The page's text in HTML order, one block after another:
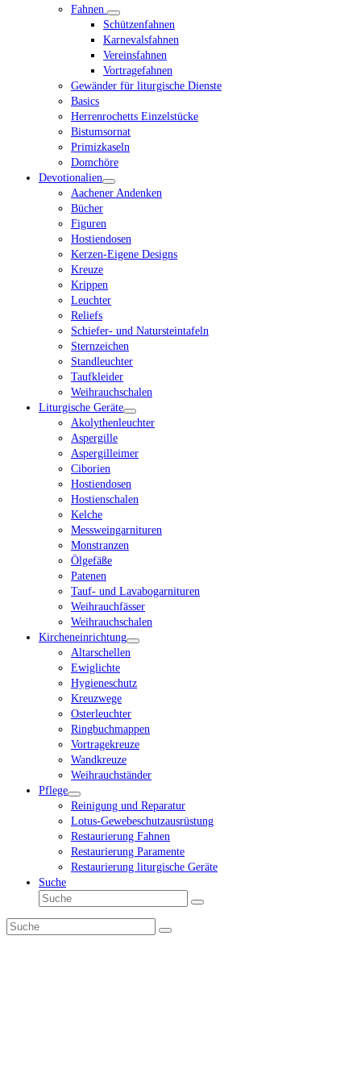
Fahnen
Schützenfahnen
Karnevalsfahnen
Vereinsfahnen
Vortragefahnen
Gewänder für liturgische Dienste
Basics
Herrenrochetts Einzelstücke
Bistumsornat
Primizkaseln
Domchöre
Devotionalien
Aachener Andenken
Bücher
Figuren
Hostiendosen
Kerzen-Eigene Designs
Kreuze
Krippen
Leuchter
Reliefs
Schiefer- und Natursteintafeln
Sternzeichen
Standleuchter
Taufkleider
Weihrauchschalen
Liturgische Geräte
Akolythenleuchter
Aspergille
Aspergilleimer
Ciborien
Hostiendosen
Hostienschalen
Kelche
Messweingarnituren
Monstranzen
Ölgefäße
Patenen
Tauf- und Lavabogarnituren
Weihrauchfässer
Weihrauchschalen
Kircheneinrichtung
Altarschellen
Ewiglichte
Hygieneschutz
Kreuzwege
Osterleuchter
Ringbuchmappen
Vortragekreuze
Wandkreuze
Weihrauchständer
Pflege
Reinigung und Reparatur
Lotus-Gewebeschutzausrüstung
Restaurierung Fahnen
Restaurierung Paramente
Restaurierung liturgische Geräte
Suche
Suche
Senden
Suche
Senden